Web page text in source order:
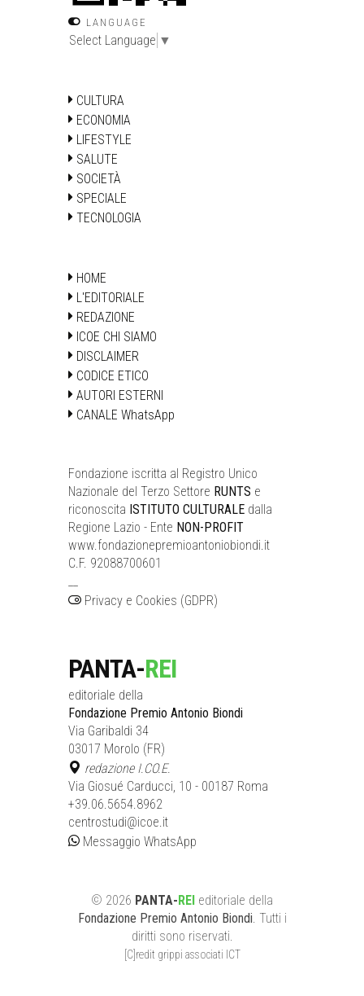
LANGUAGE
Select Language ▼
CULTURA
ECONOMIA
LIFESTYLE
SALUTE
SOCIETÀ
SPECIALE
TECNOLOGIA
HOME
L'EDITORIALE
REDAZIONE
ICOE CHI SIAMO
DISCLAIMER
CODICE ETICO
AUTORI ESTERNI
CANALE WhatsApp
Fondazione iscritta al Registro Unico
Nazionale del Terzo Settore RUNTS e
riconoscita ISTITUTO CULTURALE dalla
Regione Lazio - Ente NON-PROFIT
www.fondazionepremioantoniobiondi.it
C.F. 92088700601
Privacy e Cookies (GDPR)
PANTA-REI
editoriale della
Fondazione Premio Antonio Biondi
Via Garibaldi 34
03017 Morolo (FR)
redazione I.CO.E.
Via Giosué Carducci, 10 - 00187 Roma
+39.06.5654.8962
centrostudi@icoe.it
Messaggio WhatsApp
© 2026 PANTA-REI editoriale della
Fondazione Premio Antonio Biondi . Tutti i
diritti sono riservati.
[C]redit grippi associati ICT